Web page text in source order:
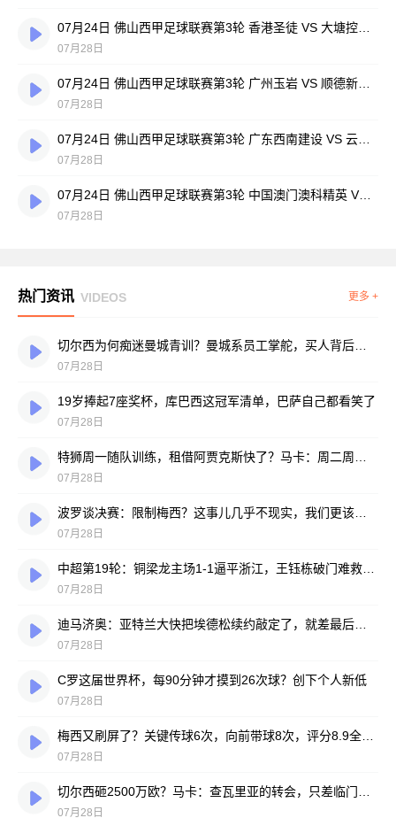
07月28日
07月28日
07月28日
07月24日 佛山西甲足球联赛第3轮 中国澳门澳科精英 VS 藝品高國際 全场录像
07月28日
热门资讯 VIDEOS 更多 +
07月28日
19岁捧起7座奖杯，库巴西这冠军清单，巴萨自己都看笑了
07月28日
07月28日
07月28日
07月28日
07月28日
C罗这届世界杯，每90分钟才摸到26次球？创下个人新低
07月28日
07月28日
07月28日